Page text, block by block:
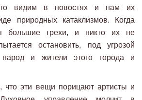
видим в новостях и нам их
природных катаклизмов. Когда
большие грехи, и никто их не
остановить, под угрозой
народ и жители этого города и
что эти вещи порицают артисты и